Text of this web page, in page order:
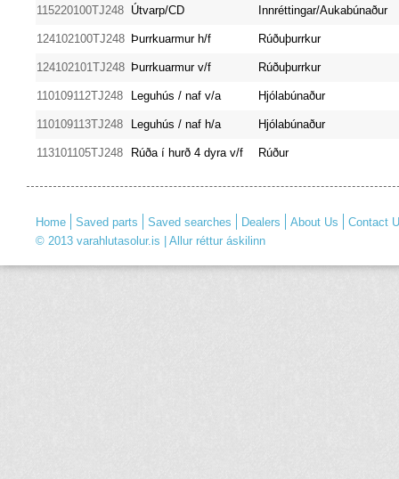
115220100TJ248 Útvarp/CD Innréttingar/Aukabúnaður
124102100TJ248 Þurrkuarmur h/f Rúðuþurrkur
124102101TJ248 Þurrkuarmur v/f Rúðuþurrkur
110109112TJ248 Leguhús / naf v/a Hjólabúnaður
110109113TJ248 Leguhús / naf h/a Hjólabúnaður
113101105TJ248 Rúða í hurð 4 dyra v/f Rúður
Home Saved parts Saved searches Dealers About Us
Contact
© 2013 varahlutasolur.is | Allur réttur áskilinn